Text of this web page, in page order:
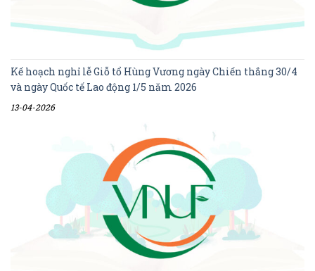
Kế hoạch nghỉ lễ Giỗ tổ Hùng Vương ngày Chiến thắng 30/4
và ngày Quốc tế Lao động 1/5 năm 2026
13-04-2026